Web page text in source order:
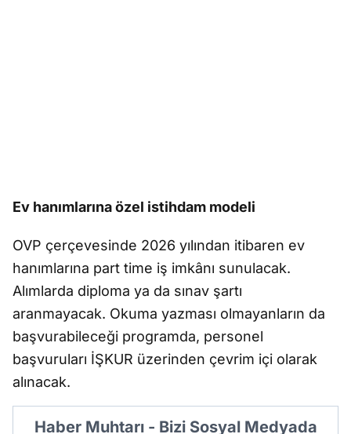
Ev hanımlarına özel istihdam modeli
OVP çerçevesinde 2026 yılından itibaren ev
hanımlarına part time iş imkânı sunulacak.
Alımlarda diploma ya da sınav şartı
aranmayacak. Okuma yazması olmayanların da
başvurabileceği programda, personel
başvuruları İŞKUR üzerinden çevrim içi olarak
alınacak.
Haber Muhtarı - Bizi Sosyal Medyada